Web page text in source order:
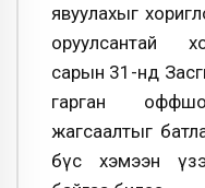
явуулахыг
оруулсантай
сарын 31-нд
гарган
жагсаалтыг
бүс хэмээн